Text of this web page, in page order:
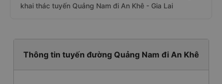
khai thác tuyến Quảng Nam đi An Khê - Gia Lai
Thông tin tuyến đường Quảng Nam đi An Khê